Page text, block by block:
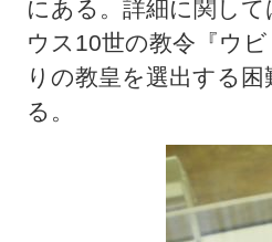
にある。詳細に関し
ウス10世の教令『ウ
りの教皇を選出する
る。